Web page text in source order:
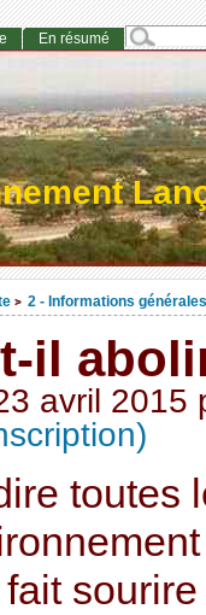
> 2 - Informations générales
il
avril 2015
toutes
En résumé